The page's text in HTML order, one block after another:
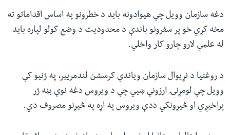
دغه سازمان وویل چې هیوادونه باید د خطرونو په اساس اقداماتو ته
مخه کړي خو پر سفرونو باندې د محدودیت د وضع کولو لپاره باید
له علمي لارو چارو کار واخلي.
د روغتیا د نړیوال سازمان ویاندې کرسشن لندمرییر، په ژنیو کې
وویل چې لومړنۍ ارزونې ښیي چې د ویروس دغه نوې بڼه ژر
پراخیږي او څیړونکي ددې ویروس په اړه په څیړنو مصروف دي.